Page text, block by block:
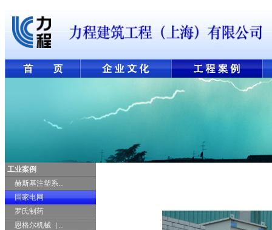
工业案例
赫斯基注塑系...
国家电网
罗氏制药
恩格尔机械（...